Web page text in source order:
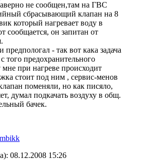
не сообщен,там на ГВС
сбрасывающий клапан на 8
который нагревает воду в
сообщается, он запитан от
предпологал - так вот кака задача
того предохранительного
мне при нагреве происходит
стоит под ним , сервис-менов
поменяли, но как писяло,
думал подкачать воздуху в общ.
бачек.
08.12.2008 15:26